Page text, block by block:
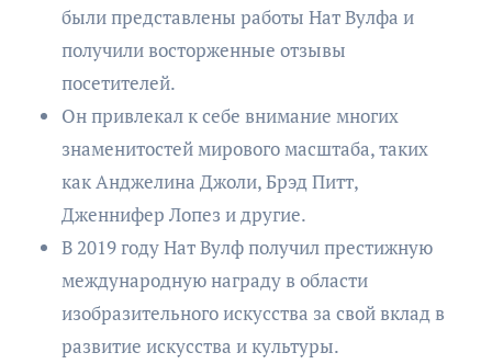
были представлены работы Нат Вулфа и
получили восторженные отзывы
посетителей.
Он привлекал к себе внимание многих
знаменитостей мирового масштаба, таких
как Анджелина Джоли, Брэд Питт,
Дженнифер Лопез и другие.
В 2019 году Нат Вулф получил престижную
международную награду в области
изобразительного искусства за свой вклад в
развитие искусства и культуры.